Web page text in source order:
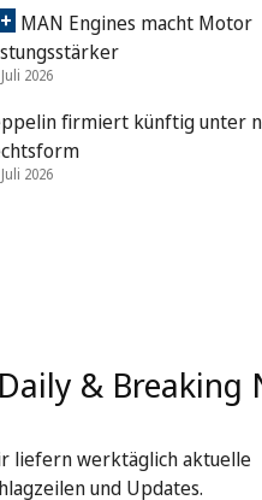
MAN Engines macht Motor
2026
firmiert künftig unter
2026
Daily & Breaking
liefern werktäglich aktuelle
und Updates.